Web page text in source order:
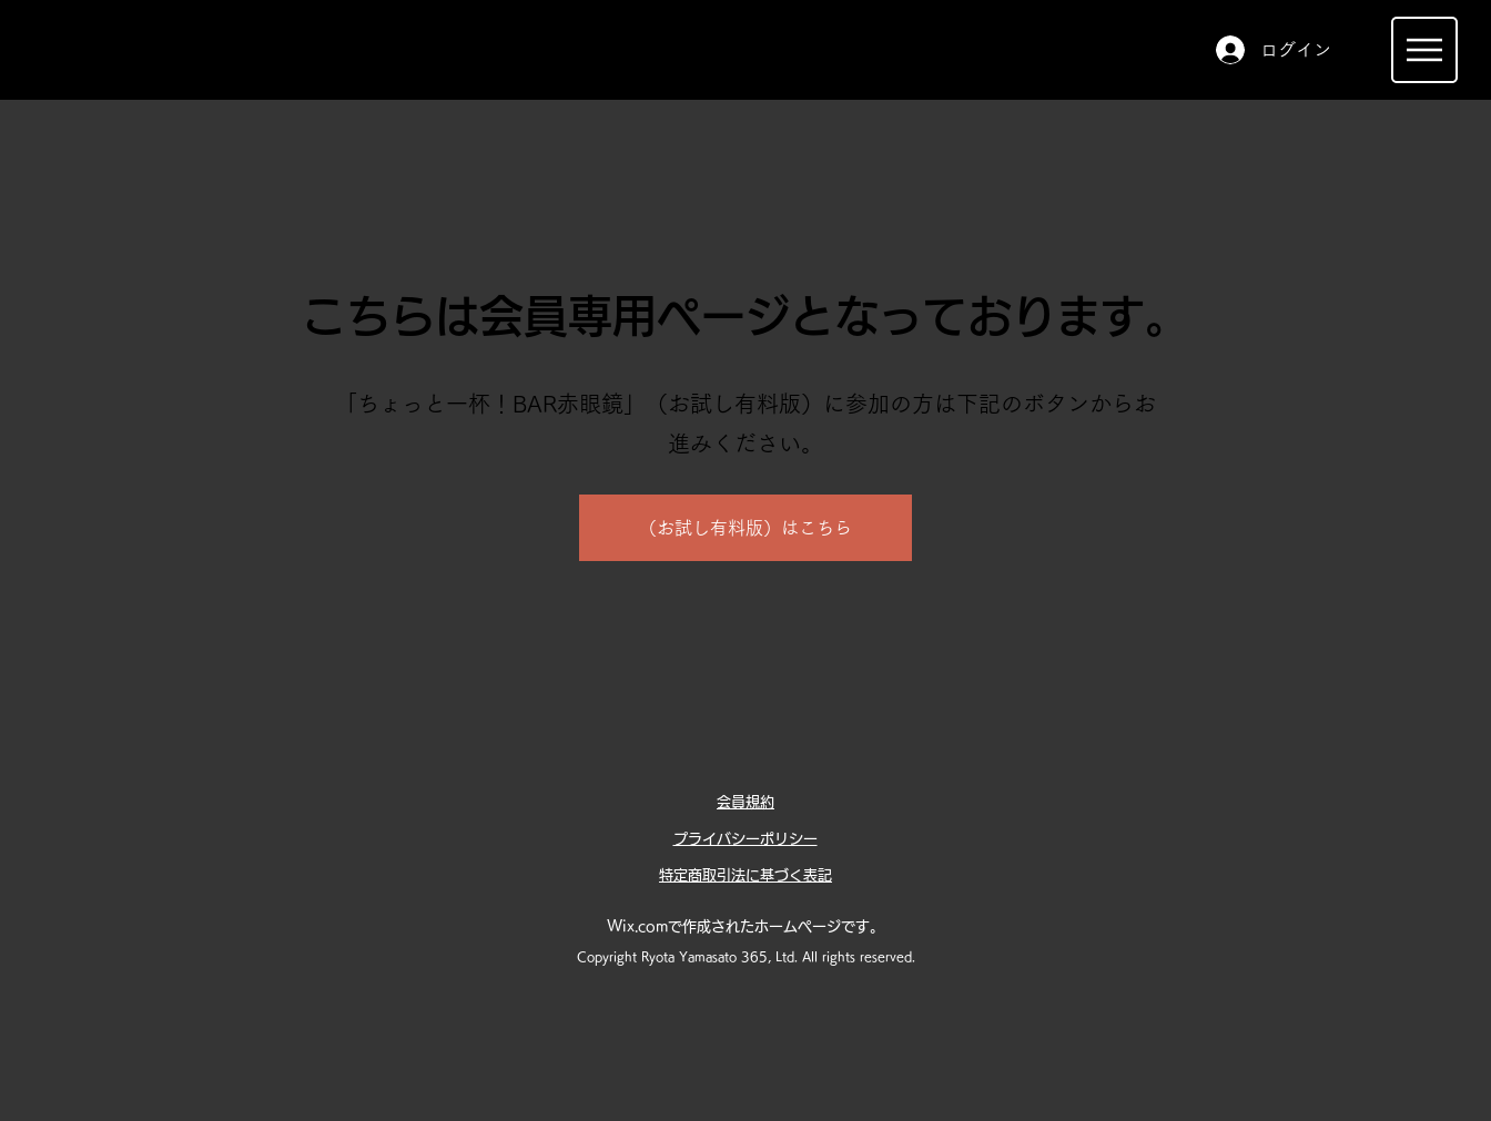
ログイン
こちらは会員専用ページとなっております。
「ちょっと一杯！BAR赤眼鏡」（お試し有料版）に参加の方は下記のボタンからお
進みください。
（お試し有料版）はこちら
会員規約
プライバシーポリシー
特定商取引法に基づく表記
Wix.comで作成されたホームページです。
Copyright Ryota Yamasato 365, Ltd. All rights reserved.